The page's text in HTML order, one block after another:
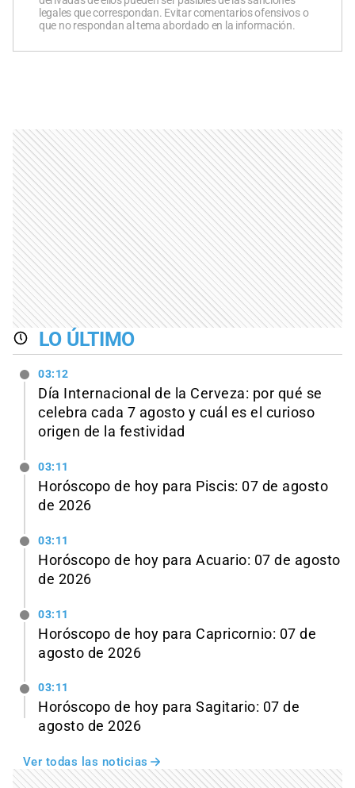
legales que correspondan. Evitar comentarios ofensivos o
que no respondan al tema abordado en la información.
LO ÚLTIMO
03:12
Día Internacional de la Cerveza: por qué se
celebra cada 7 agosto y cuál es el curioso
origen de la festividad
03:11
Horóscopo de hoy para Piscis: 07 de agosto
de 2026
03:11
Horóscopo de hoy para Acuario: 07 de agosto
de 2026
03:11
Horóscopo de hoy para Capricornio: 07 de
agosto de 2026
03:11
Horóscopo de hoy para Sagitario: 07 de
agosto de 2026
Ver todas las noticias